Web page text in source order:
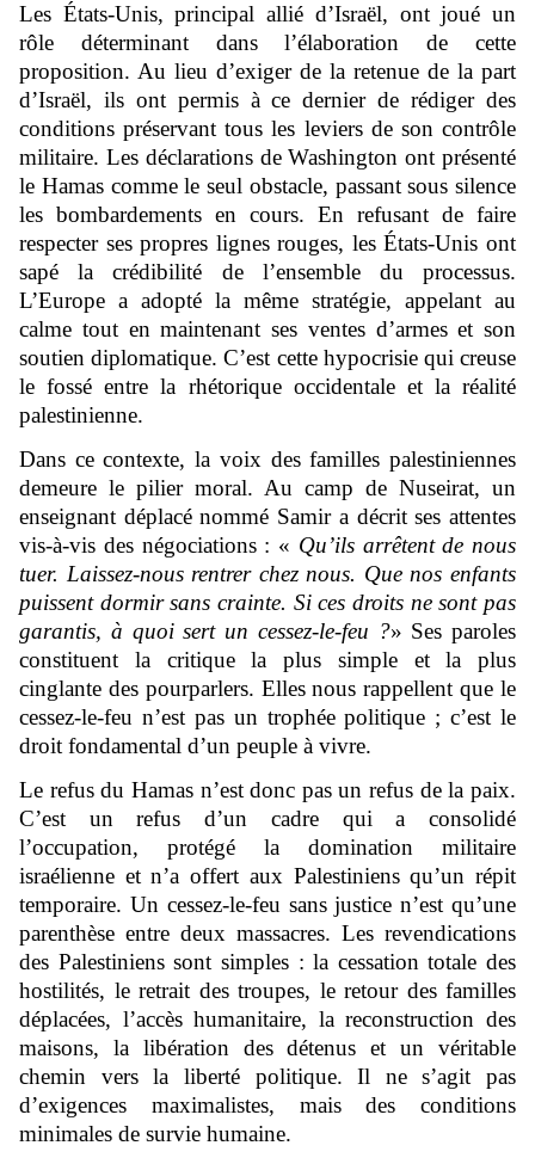
Les États-Unis, principal allié d’Israël, ont joué un
rôle déterminant dans l’élaboration de cette
proposition. Au lieu d’exiger de la retenue de la part
d’Israël, ils ont permis à ce dernier de rédiger des
conditions préservant tous les leviers de son contrôle
militaire. Les déclarations de Washington ont présenté
le Hamas comme le seul obstacle, passant sous silence
les bombardements en cours. En refusant de faire
respecter ses propres lignes rouges, les États-Unis ont
sapé la crédibilité de l’ensemble du processus.
L’Europe a adopté la même stratégie, appelant au
calme tout en maintenant ses ventes d’armes et son
soutien diplomatique. C’est cette hypocrisie qui creuse
le fossé entre la rhétorique occidentale et la réalité
palestinienne.
Dans ce contexte, la voix des familles palestiniennes
demeure le pilier moral. Au camp de Nuseirat, un
enseignant déplacé nommé Samir a décrit ses attentes
vis-à-vis des négociations : « Qu’ils arrêtent de nous
tuer. Laissez-nous rentrer chez nous. Que nos enfants
puissent dormir sans crainte. Si ces droits ne sont pas
garantis, à quoi sert un cessez-le-feu ?» Ses paroles
constituent la critique la plus simple et la plus
cinglante des pourparlers. Elles nous rappellent que le
cessez-le-feu n’est pas un trophée politique ; c’est le
droit fondamental d’un peuple à vivre.
Le refus du Hamas n’est donc pas un refus de la paix.
C’est un refus d’un cadre qui a consolidé
l’occupation, protégé la domination militaire
israélienne et n’a offert aux Palestiniens qu’un répit
temporaire. Un cessez-le-feu sans justice n’est qu’une
parenthèse entre deux massacres. Les revendications
des Palestiniens sont simples : la cessation totale des
hostilités, le retrait des troupes, le retour des familles
déplacées, l’accès humanitaire, la reconstruction des
maisons, la libération des détenus et un véritable
chemin vers la liberté politique. Il ne s’agit pas
d’exigences maximalistes, mais des conditions
minimales de survie humaine.